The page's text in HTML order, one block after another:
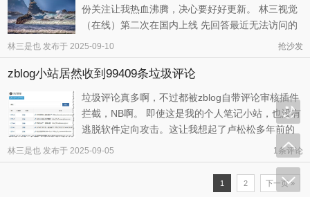
份关注让我热血沸腾，决心要好好更新。 林三视觉
（在线）第二次在国内上线 先回答最近无法访问的
原因：本站在百度云服务器上面进行了备案。至于
为什么要从香港服务器搬到国内，除了想试试配置
更高的服务器外，也得益于百度云服务器的优惠力
林三是也发布于 2025-09-10 抢沙发
zblog小站居然收到99409条垃圾评论
垃圾评论真多啊，不过都被zblog自带评论审核插件
拦截，NB啊。 即使这是我的个人笔记小站，也没有
逃脱软件定向攻击。这让我想起了卢松松多年前的
外链工具，估计就是这么攻击别人的网站，通过这
样的留言把自己网站的链接得以推广出去，果然还
是要验证码来区分机器人。 它站出现的垃圾评论较
少，可以看出zblog评论机制已 ...
林三是也发布于 2025-09-05 1条评论
1 2 下一页 »